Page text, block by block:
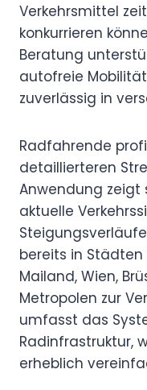
Verkehrsmittel
konkurrieren
Beratung
autofreie
zuverlässig in
Radfahrende
detaillierteren
Anwendung zeigt
aktuelle
bereits in Städten
Mailand, Wien,
Metropolen zur
umfasst das
Radinfrastruktur,
erheblich